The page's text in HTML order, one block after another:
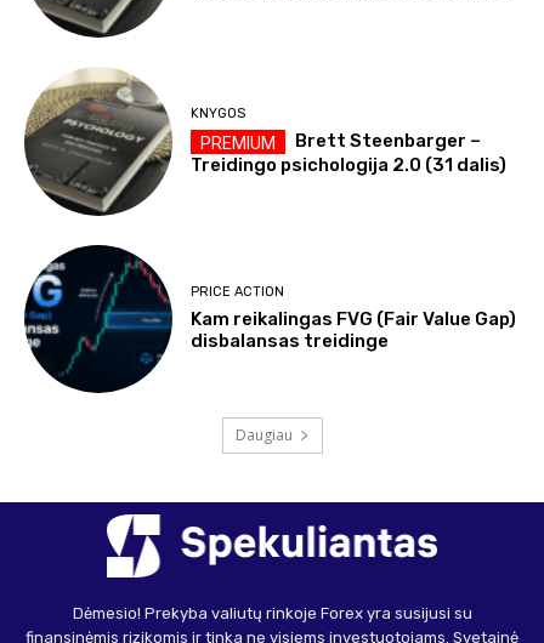
KNYGOS
Brett Steenbarger –
Treidingo psichologija 2.0 (31 dalis)
PRICE ACTION
Kam reikalingas FVG (Fair Value Gap)
disbalansas treidinge
Daugiau
Dėmesio! Prekyba valiutų rinkoje Forex yra susijusi su
finansinėmis rizikomis ir tinka ne visiems investuotojams. Svetainė